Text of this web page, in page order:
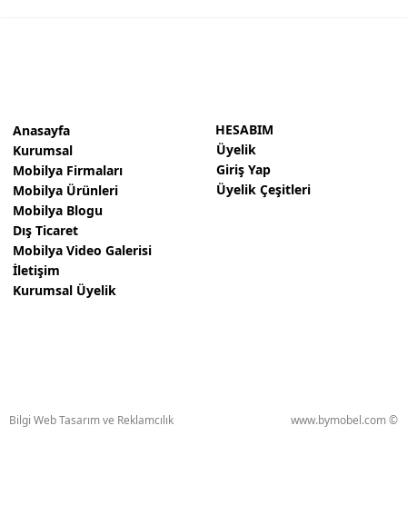
Anasayfa
Kurumsal
Mobilya Firmaları
Mobilya Ürünleri
Mobilya Blogu
Dış Ticaret
Mobilya Video Galerisi
İletişim
Kurumsal Üyelik
HESABIM
Üyelik
Giriş Yap
Üyelik Çeşitleri
Bilgi Web Tasarım ve Reklamcılık www.bymobel.com ©